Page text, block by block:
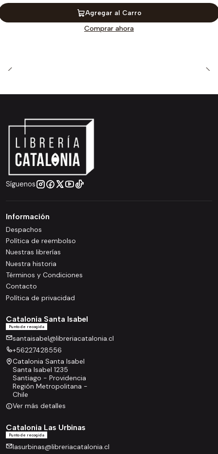
Agregar al Carro
Comprar ahora
Síguenos
Información
Despachos
Política de reembolso
Nuestras librerías
Nuestra historia
Términos y Condiciones
Contacto
Política de privacidad
Catalonia Santa Isabel
Punto de recogida
santaisabel@libreriacatalonia.cl
+56227428556
Catalonia Santa Isabel
Santa Isabel 1235
Santiago - Providencia
Región Metropolitana -
Chile
Ver más detalles
Catalonia Las Urbinas
Punto de recogida
lasurbinas@libreriacatalonia.cl